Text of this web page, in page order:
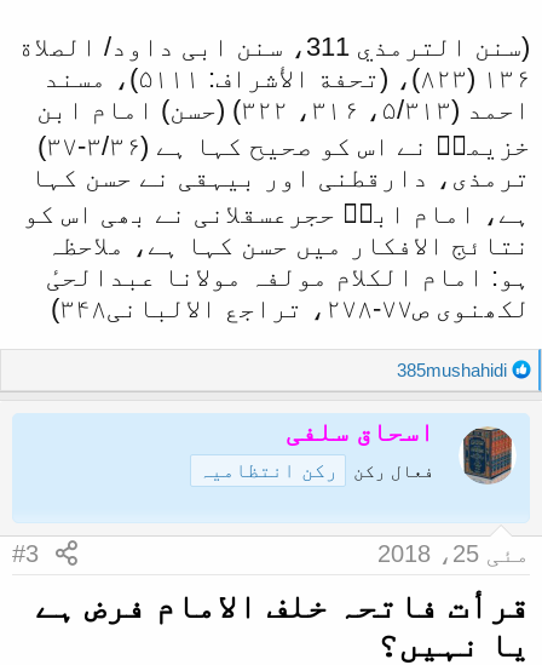
(سنن الترمذي 311، سنن ابی داود/ الصلاة
۱۳۶ (۸۲۳)، (تحفة الأشراف: ۵۱۱۱)، مسند
احمد (۵/۳۱۳، ۳۱۶، ۳۲۲) (حسن) امام ابن
خزیمہؒ نے اس کو صحیح کہا ہے (۳/۳۶-۳۷)
ترمذی، دارقطنی اور بیہقی نے حسن کہا
ہے، امام ابنؒ حجرعسقلانی نے بھی اس کو
نتائج الافکار میں حسن کہا ہے، ملاحظہ
ہو: امام الکلام مولفہ مولانا عبدالحیٔ
لکھنوی ص۷۷-۲۷۸، تراجع الالبانی۳۴۸)
R
e
a
c
t
o
n
385mushahidi
اسحاق سلفی
فعال رکن رکن انتظامیہ
مئی 25، 2018 #3
قرأت فاتحہ خلف الامام فرض ہے
یا نہیں؟